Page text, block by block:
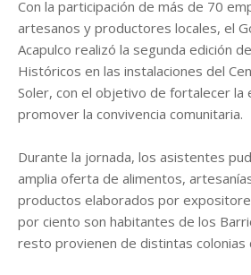
Con la participación de más de 70
artesanos y productores locales, el
Acapulco realizó la segunda edición
Históricos en las instalaciones del
Soler, con el objetivo de fortalecer la
promover la convivencia comunitaria.
Durante la jornada, los asistentes
amplia oferta de alimentos,
productos elaborados por
por ciento son habitantes de los
resto provienen de distintas colonias